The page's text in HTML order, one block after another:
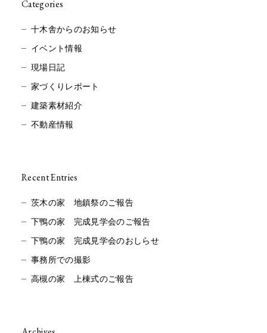
Categories
十木舎からのお知らせ
イベント情報
現場日記
家づくりレポート
建築素材紹介
不動産情報
Recent Entries
茨木の家 地鎮祭のご報告
下鴨の家 完成見学会のご報告
下鴨の家 完成見学会のおしらせ
事務所での撮影
高槻の家 上棟式のご報告